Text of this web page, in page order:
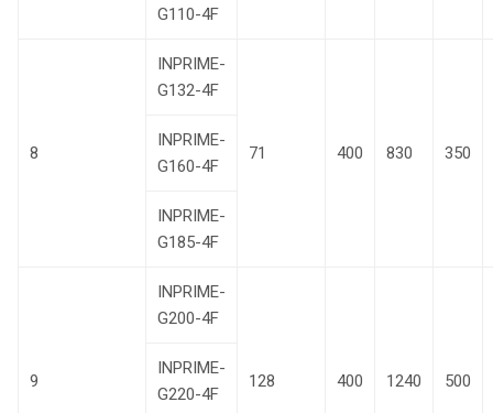
G110-4F
8
INPRIME-
G132-4F
71 400 830 350
INPRIME-
G160-4F
INPRIME-
G185-4F
9
INPRIME-
G200-4F
128 400 1240 500
INPRIME-
G220-4F